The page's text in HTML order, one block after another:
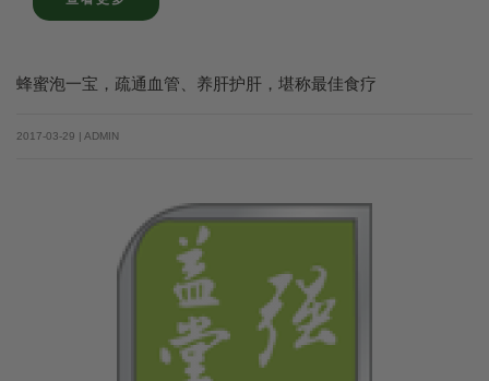
蜂蜜泡一宝，疏通血管、养肝护肝，堪称最佳食疗
2017-03-29 | ADMIN